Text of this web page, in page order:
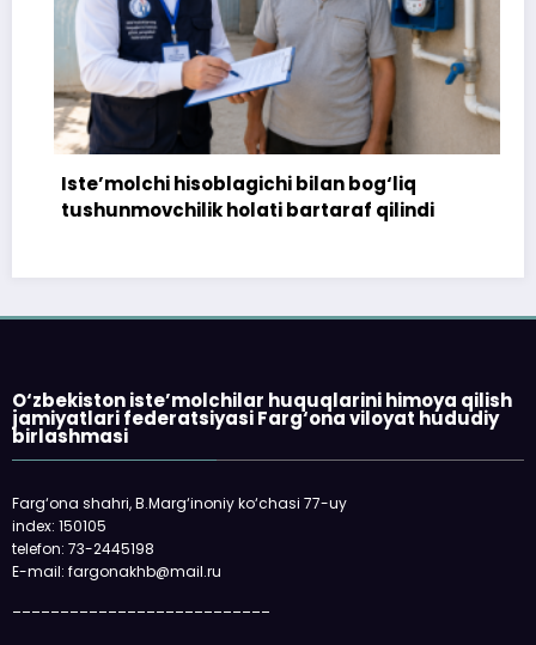
Iste’molchi hisoblagichi bilan bog‘liq
tushunmovchilik holati bartaraf qilindi
O‘zbekiston iste’molchilar huquqlarini himoya qilish
jamiyatlari federatsiyasi Farg‘ona viloyat hududiy
birlashmasi
Farg‘ona shahri, B.Marg‘inoniy ko‘chasi 77-uy
index: 150105
telefon: 73-2445198
E-mail: fargonakhb@mail.ru